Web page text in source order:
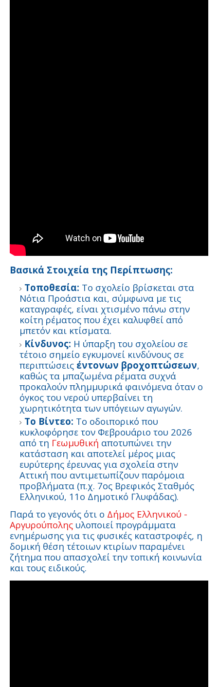
Βασικά Στοιχεία της Περίπτωσης:
Τοποθεσία: Το σχολείο βρίσκεται στα
Νότια Προάστια και, σύμφωνα με τις
καταγραφές, είναι χτισμένο πάνω στην
κοίτη ρέματος που έχει καλυφθεί από
μπετόν και κτίσματα.
Κίνδυνος: Η ύπαρξη του σχολείου σε
τέτοιο σημείο εγκυμονεί κινδύνους σε
περιπτώσεις έντονων βροχοπτώσεων,
καθώς τα μπαζωμένα ρέματα συχνά
προκαλούν πλημμυρικά φαινόμενα όταν ο
όγκος του νερού υπερβαίνει τη
χωρητικότητα των υπόγειων αγωγών.
Το Βίντεο: Το οδοιπορικό που
κυκλοφόρησε τον Φεβρουάριο του 2026
από τη Γεωμυθική αποτυπώνει την
κατάσταση και αποτελεί μέρος μιας
ευρύτερης έρευνας για σχολεία στην
Αττική που αντιμετωπίζουν παρόμοια
προβλήματα (π.χ. 7ος Βρεφικός Σταθμός
Ελληνικού, 11ο Δημοτικό Γλυφάδας).
Παρά το γεγονός ότι ο Δήμος Ελληνικού -
Αργυρούπολης υλοποιεί προγράμματα
ενημέρωσης για τις φυσικές καταστροφές, η
δομική θέση τέτοιων κτιρίων παραμένει
ζήτημα που απασχολεί την τοπική κοινωνία
και τους ειδικούς.